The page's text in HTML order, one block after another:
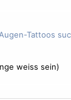
weiss sein)